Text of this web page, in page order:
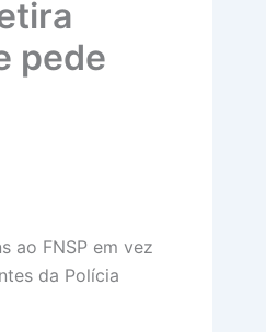
pede
ao FNSP em vez
da Polícia